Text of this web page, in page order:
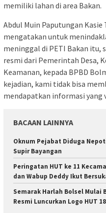
memiliki lahan di area Bakan.
Abdul Muin Paputungan
mengatakan untuk
meninggal di PETI Bakan itu,
resmi dari Pemerintah Desa,
Keamanan, kepada BPBD
kejadian, kami tidak bisa
mendapatkan informasi yang
BACAAN LAINNYA
Oknum Pejabat Diduga
Supir Bayangan
Peringatan HUT ke 11
dan Wabup Deddy Ikut
Semarak Harlah Bolsel Mulai
Resmi Luncurkan Logo HUT 18